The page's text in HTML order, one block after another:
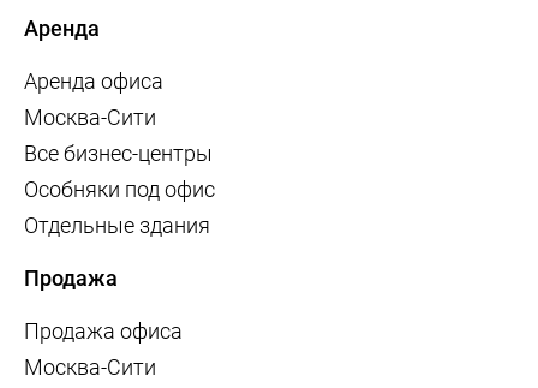
Аренда
Аренда офиса
Москва-Сити
Все бизнес-центры
Особняки под офис
Отдельные здания
Продажа
Продажа офиса
Москва-Сити